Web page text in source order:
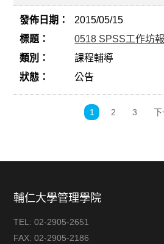
2015/05/15
0518 SPSS工作坊
課程輔導
公告
1 2 3 下
輔仁大學管理學院
TEL:02-2905-2651
FAX:02-2905-2186